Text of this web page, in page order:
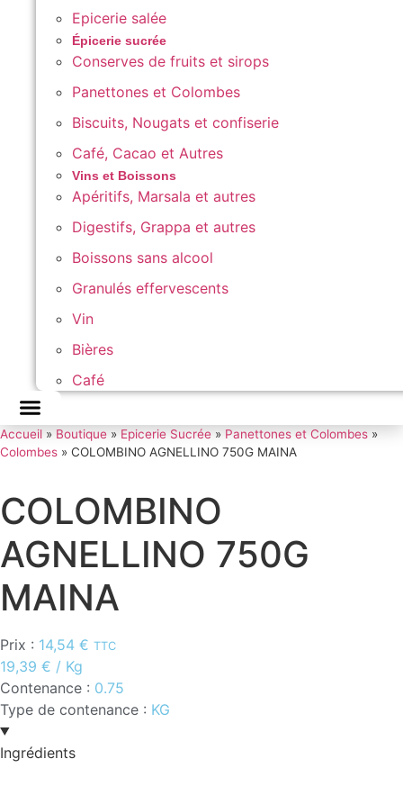
Epicerie salée
Épicerie sucrée
Conserves de fruits et sirops
Panettones et Colombes
Biscuits, Nougats et confiserie
Café, Cacao et Autres
Vins et Boissons
Apéritifs, Marsala et autres
Digestifs, Grappa et autres
Boissons sans alcool
Granulés effervescents
Vin
Bières
Café
Accueil » Boutique » Epicerie Sucrée » Panettones et Colombes »
Colombes » COLOMBINO AGNELLINO 750G MAINA
COLOMBINO
AGNELLINO 750G
MAINA
Prix : 14,54 € TTC
19,39 € / Kg
Contenance : 0.75
Type de contenance : KG
Ingrédients